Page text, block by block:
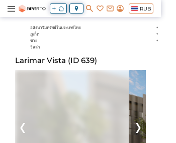
RUB
อสังหาริมทรัพย์ในประเทศไทย
ภูเก็ต
ขาย
วิลล่า
Larimar Vista (ID 639)